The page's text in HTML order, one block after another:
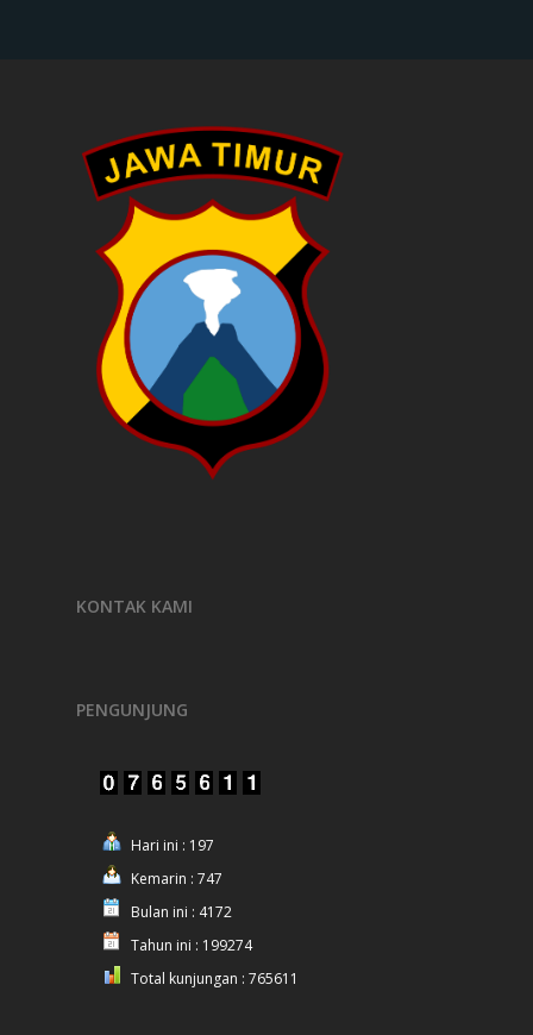
KONTAK KAMI
PENGUNJUNG
Hari ini : 197
Kemarin : 747
Bulan ini : 4172
Tahun ini : 199274
Total kunjungan : 765611